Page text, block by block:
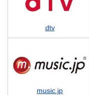
dtv
music.jp